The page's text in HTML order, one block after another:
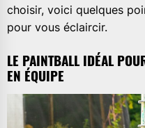
choisir, voici quelques
pour vous éclaircir.
LE PAINTBALL IDÉAL
EN ÉQUIPE